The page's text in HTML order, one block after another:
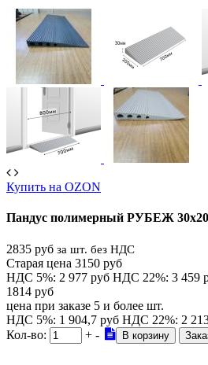
Купить на OZON
Пандус полимерный РУБЕЖ
2835 руб за шт. без НДС
Старая цена 3150 руб
НДС 5%: 2 977 руб НДС 22%: 3 459
1814 руб
цена при заказе 5 и более шт.
НДС 5%: 1 904,7 руб НДС 22%: 2
Кол-во:
+ -